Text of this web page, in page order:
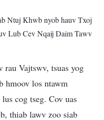
Ntuj Khwb nyob hauv Txoj
Lub Cev Nqaij Daim Tawv
Vajtswv, tsuas yog
hmoov los ntawm
cog tseg. Cov uas
thiab lawv zoo siab